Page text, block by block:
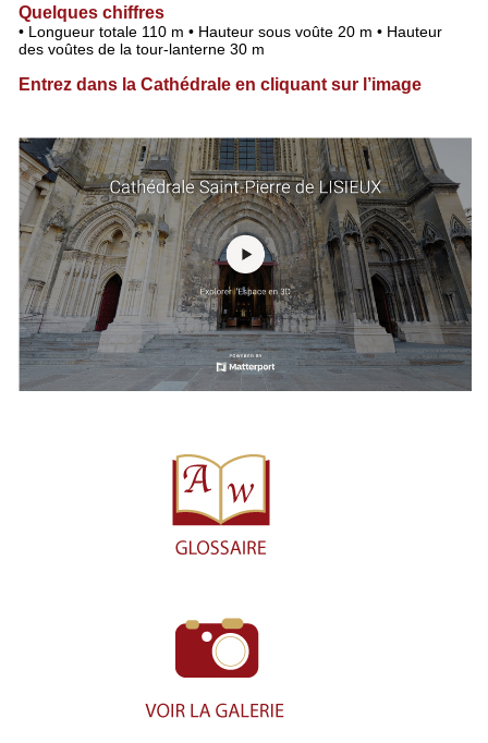
Quelques chiffres
• Longueur totale 110 m • Hauteur sous voûte 20 m • Hauteur
des voûtes de la tour-lanterne 30 m
Entrez dans la Cathédrale en cliquant sur l’image